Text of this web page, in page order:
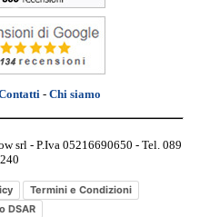
- Chi siamo
srl - P.Iva 05216690650 - Tel. 089
Termini e Condizioni
DSAR